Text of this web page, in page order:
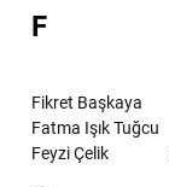
F
Fikret Başkaya
Fatma Işık Tuğcu
Feyzi Çelik